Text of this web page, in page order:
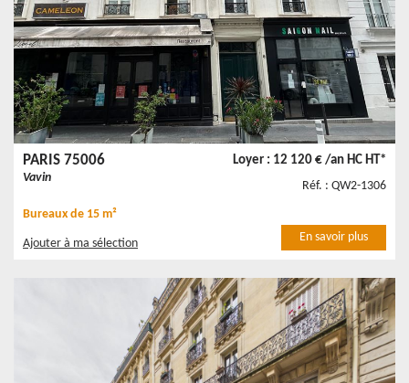
Loyer : 12 120 € /an HC HT*
Réf. : QW2-1306
PARIS 75006
Vavin
Bureauxde 15 m²
Ajouter à ma sélection En savoir plus